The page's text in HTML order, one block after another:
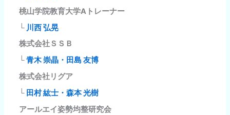
桃山学院教育大学Aトレーナー
└ 川西 弘晃
株式会社ＳＳＢ
└青木 崇晶・田島 友博
株式会社リグア
└ 田村 紘士・森本 光樹
アールエイ姿勢均整研究会